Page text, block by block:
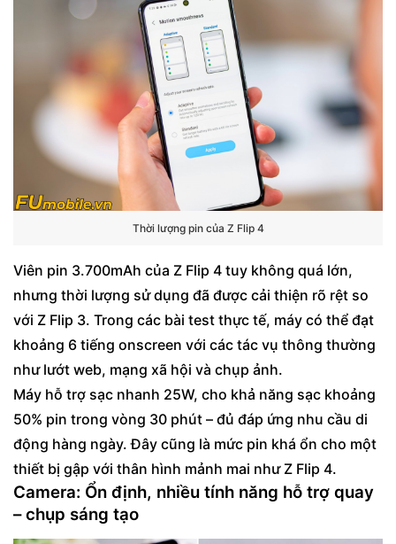
Thời lượng pin của Z Flip 4
Viên pin 3.700mAh của Z Flip 4 tuy không quá lớn,
nhưng thời lượng sử dụng đã được cải thiện rõ rệt so
với Z Flip 3. Trong các bài test thực tế, máy có thể đạt
khoảng 6 tiếng onscreen với các tác vụ thông thường
như lướt web, mạng xã hội và chụp ảnh.
Máy hỗ trợ sạc nhanh 25W, cho khả năng sạc khoảng
50% pin trong vòng 30 phút – đủ đáp ứng nhu cầu di
động hàng ngày. Đây cũng là mức pin khá ổn cho một
thiết bị gập với thân hình mảnh mai như Z Flip 4.
Camera: Ổn định, nhiều tính năng hỗ trợ quay
– chụp sáng tạo